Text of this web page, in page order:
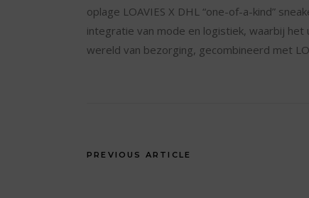
oplage LOAVIES X DHL “one-of-a-kind”
integratie van mode en logistiek, waarbij het
wereld van bezorging, gecombineerd met
PREVIOUS ARTICLE